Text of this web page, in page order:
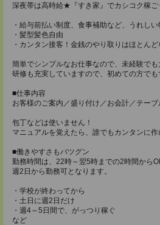
深夜帯は高時給★『すき家』でカシコク稼ご
・給与前払い制度、食事補助など、うれしい
・髪型髪色自由
・カンタン接客！金銭のやり取りはほとんど
簡単でシンプルなお仕事なので、未経験でも
研修も充実していますので、初めての方でも
■仕事内容
お客様のご案内／盛り付け／お会計／テー
包丁などは使いません！
マニュアルを覚えたら、誰でもカンタンに作
■働きやすさもバツグン
勤務時間は、22時～翌5時までの2時間から
週2日から勤務可となります。
・学校が終わってから
・土日に週2日だけ
・週4～5日間で、がっつり稼ぐ
など